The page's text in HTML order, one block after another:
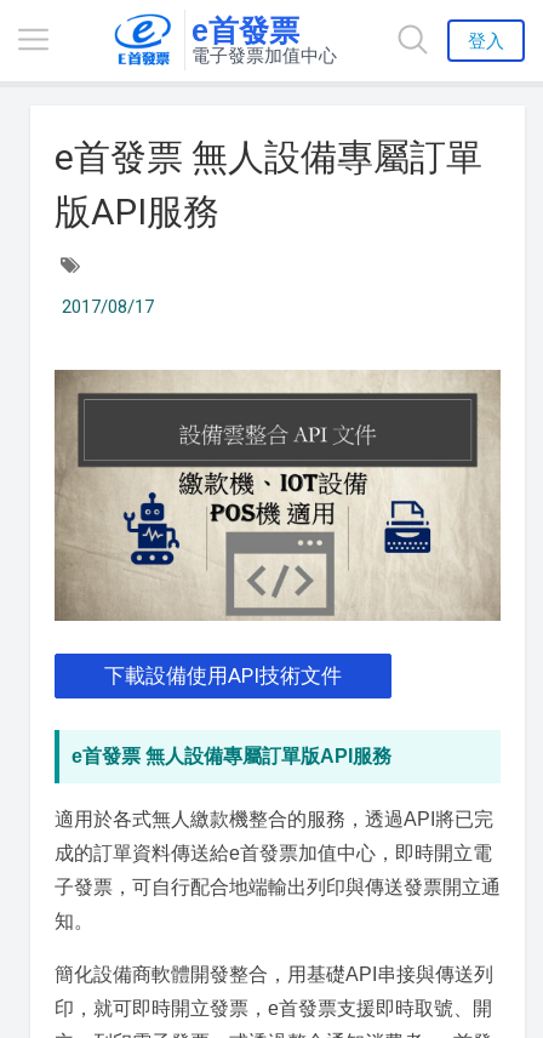
e首發票
電子發票加值中心
登入
e首發票 無人設備專屬訂單
版API服務
2017/08/17
下載設備使用API技術文件
e首發票 無人設備專屬訂單版API服務
適用於各式無人繳款機整合的服務，透過API將已完
成的訂單資料傳送給e首發票加值中心，即時開立電
子發票，可自行配合地端輸出列印與傳送發票開立通
知。
簡化設備商軟體開發整合，用基礎API串接與傳送列
印，就可即時開立發票，e首發票支援即時取號、開